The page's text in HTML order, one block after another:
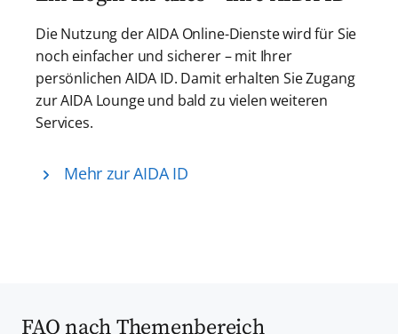
Die Nutzung der AIDA Online-Dienste wird für Sie
noch einfacher und sicherer – mit Ihrer
persönlichen AIDA ID. Damit erhalten Sie Zugang
zur AIDA Lounge und bald zu vielen weiteren
Services.
Mehr zur AIDA ID
FAQ nach Themenbereich